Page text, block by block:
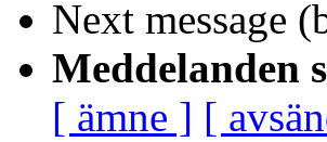
Next message
Meddelanden
[ ämne ] [